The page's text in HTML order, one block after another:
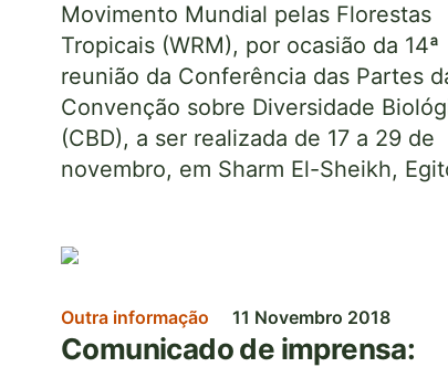
Movimento Mundial pelas Florestas
Tropicais (WRM), por ocasião da 14ª
reunião da Conferência das Partes
Convenção sobre Diversidade
(CBD), a ser realizada de 17 a 29 de
novembro, em Sharm El-Sheikh,
Imagem
Outra informação 11 Novembro 2018
Comunicado de imprensa: